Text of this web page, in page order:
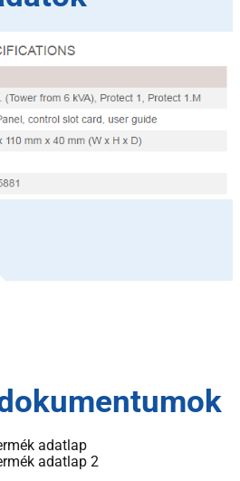
adatlap
adatlap 2